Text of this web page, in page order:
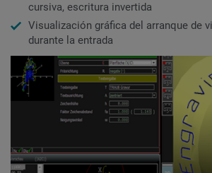
cursiva, escritura invertida
Visualización gráfica del arranque de
durante la entrada